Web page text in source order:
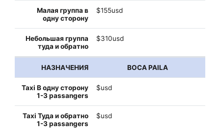
$155usd
$310usd
BOCA PAILA
$usd
$usd